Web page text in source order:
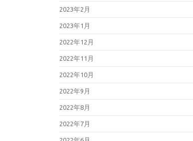
2023年2月
2023年1月
2022年12月
2022年11月
2022年10月
2022年9月
2022年8月
2022年7月